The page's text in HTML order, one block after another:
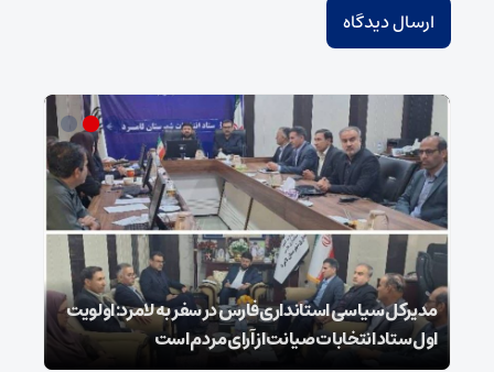
مدیرکل سیاسی استانداری فارس در سفر به لامرد: اولویت
اول ستاد انتخابات صیانت از آرای مردم است